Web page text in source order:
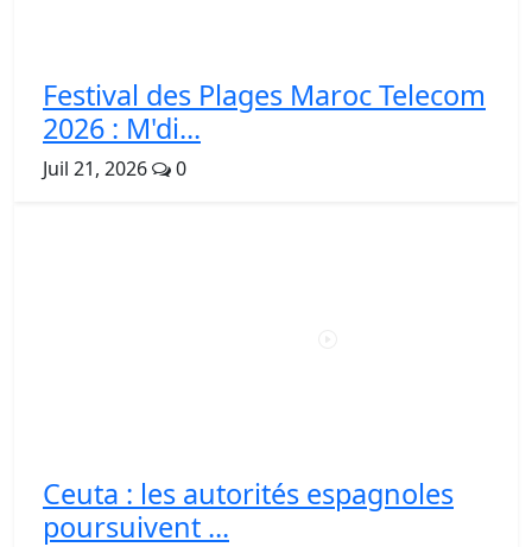
Festival des Plages Maroc Telecom
2026 : M'di...
Juil 21, 2026 0
Ceuta : les autorités espagnoles
poursuivent ...